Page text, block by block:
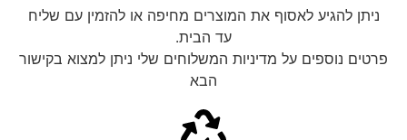
ניתן להגיע לאסוף את המוצרים מחיפה או להזמין עם שליח
עד הבית.
פרטים נוספים על מדיניות המשלוחים שלי ניתן למצוא בקישור
הבא